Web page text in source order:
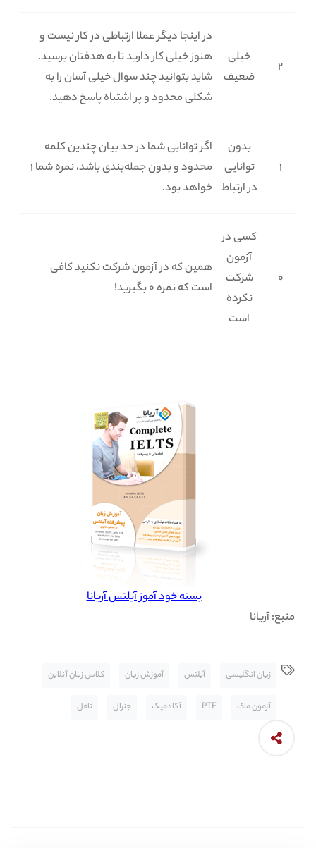
2
خیلی
ضعیف
در اینجا دیگر عملا ارتباطی در کار نیست و
هنوز خیلی کار دارید تا به هدفتان برسید.
شاید بتوانید چند سوال خیلی آسان را به
شکلی محدود و پر اشتباه پاسخ دهید.
1
بدون
توانایی
در ارتباط
اگر توانایی شما در حد بیان چندین کلمه
محدود و بدون جمله‌بندی باشد، نمره شما 1
خواهد بود.
0
کسی در
آزمون
شرکت
نکرده
است
همین که در آزمون شرکت نکنید کافی
است که نمره 0 بگیرید!
بسته خود آموز آیلتس آریانا
منبع: آریانا
زبان انگلیسی آیلتس آموزش زبان کلاس زبان آنلاین
آزمون ماک PTE آکادمیک جنرال تافل